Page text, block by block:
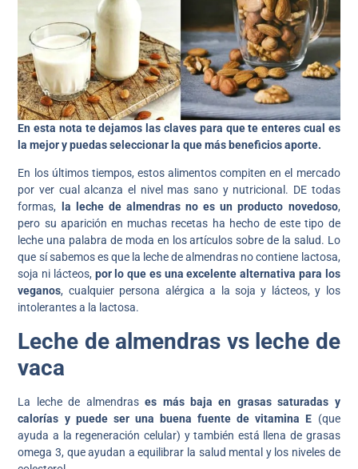
En esta nota te dejamos las claves para que te enteres cual es
la mejor y puedas seleccionar la que más beneficios aporte.
En los últimos tiempos, estos alimentos compiten en el mercado
por ver cual alcanza el nivel mas sano y nutricional. DE todas
formas, la leche de almendras no es un producto novedoso,
pero su aparición en muchas recetas ha hecho de este tipo de
leche una palabra de moda en los artículos sobre de la salud. Lo
que sí sabemos es que la leche de almendras no contiene lactosa,
soja ni lácteos, por lo que es una excelente alternativa para los
veganos, cualquier persona alérgica a la soja y lácteos, y los
intolerantes a la lactosa.
Leche de almendras vs leche de
vaca
La leche de almendrases más baja en grasas saturadas y
calorías y puede ser una buena fuente de vitamina E (que
ayuda a la regeneración celular) y también está llena de grasas
omega 3, que ayudan a equilibrar la salud mental y los niveles de